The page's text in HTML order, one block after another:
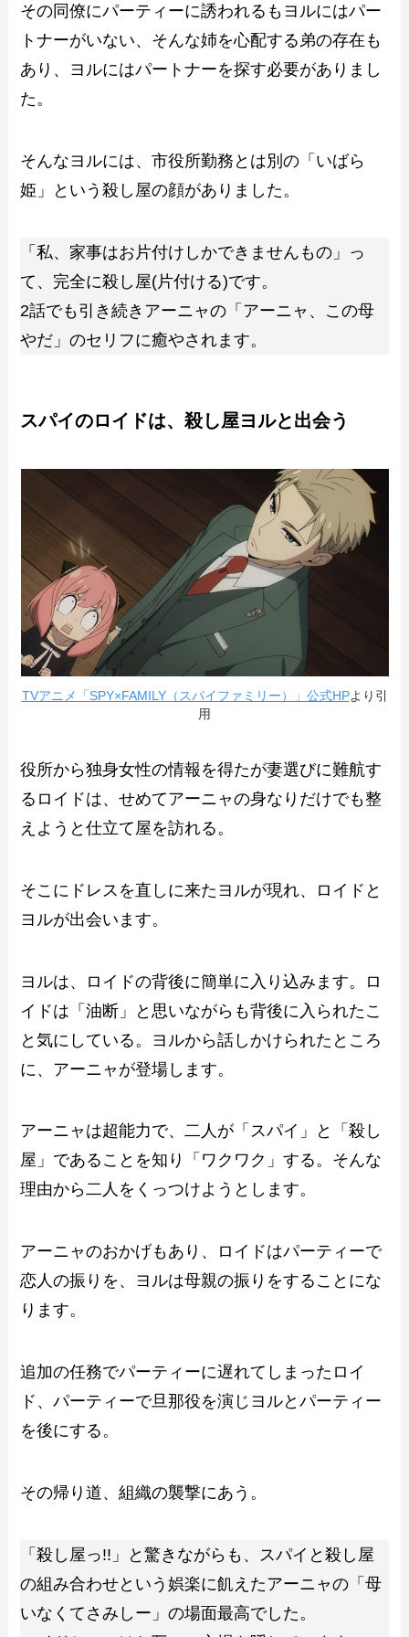
その同僚にパーティーに誘われるもヨルにはパー
トナーがいない、そんな姉を心配する弟の存在も
あり、ヨルにはパートナーを探す必要がありまし
た。
そんなヨルには、市役所勤務とは別の「いばら
姫」という殺し屋の顔がありました。
「私、家事はお片付けしかできませんもの」っ
て、完全に殺し屋(片付ける)です。
2話でも引き続きアーニャの「アーニャ、この母
やだ」のセリフに癒やされます。
スパイのロイドは、殺し屋ヨルと出会う
TVアニメ「SPY×FAMILY（スパイファミリー）」公式HPより引
用
役所から独身女性の情報を得たが妻選びに難航す
るロイドは、せめてアーニャの身なりだけでも整
えようと仕立て屋を訪れる。
そこにドレスを直しに来たヨルが現れ、ロイドと
ヨルが出会います。
ヨルは、ロイドの背後に簡単に入り込みます。ロ
イドは「油断」と思いながらも背後に入られたこ
と気にしている。ヨルから話しかけられたところ
に、アーニャが登場します。
アーニャは超能力で、二人が「スパイ」と「殺し
屋」であることを知り「ワクワク」する。そんな
理由から二人をくっつけようとします。
アーニャのおかげもあり、ロイドはパーティーで
恋人の振りを、ヨルは母親の振りをすることにな
ります。
追加の任務でパーティーに遅れてしまったロイ
ド、パーティーで旦那役を演じヨルとパーティー
を後にする。
その帰り道、組織の襲撃にあう。
「殺し屋っ!!」と驚きながらも、スパイと殺し屋
の組み合わせという娯楽に飢えたアーニャの「母
いなくてさみしー」の場面最高でした。